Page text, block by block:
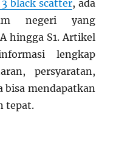
black scatter, ada
negeri yang
hingga S1. Artikel
lengkap
persyaratan,
bisa mendapatkan
tepat.